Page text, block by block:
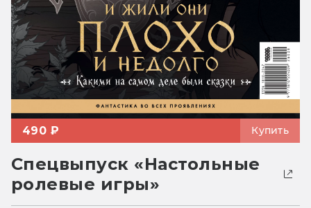
490 ₽ Купить
Спецвыпуск «Настольные
ролевые игры»